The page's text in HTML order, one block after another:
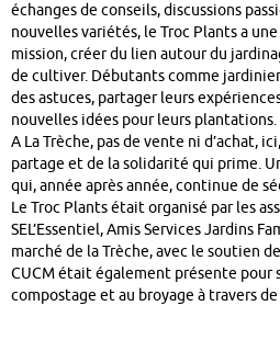
échanges de conseils, discussions
nouvelles variétés, le Troc Plants a
mission, créer du lien autour du
de cultiver. Débutants comme
des astuces, partager leurs
nouvelles idées pour leurs plantations.
A La Trèche, pas de vente ni d’achat,
partage et de la solidarité qui prime.
qui, année après année, continue de
Le Troc Plants était organisé par les
SEL’Essentiel, Amis Services Jardins
marché de la Trèche, avec le soutien
CUCM était également présente pour
compostage et au broyage à travers